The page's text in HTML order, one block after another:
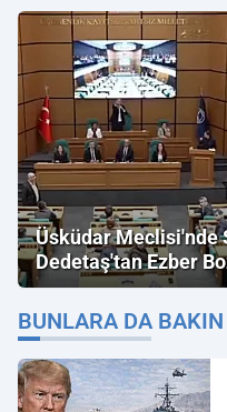
Üsküdar Meclisi'nde
Dedetaş'tan Ezber
"İmamoğlu" Çıkışı!
BUNLARA DA BAKIN